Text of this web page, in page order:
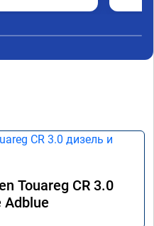
Touareg CR 3.0
Adblue